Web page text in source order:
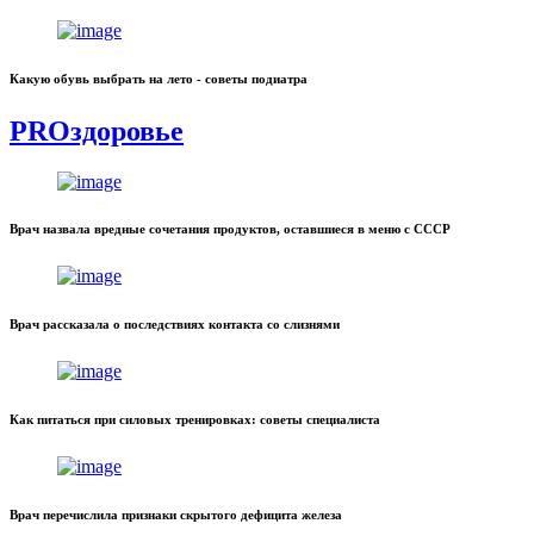
Какую обувь выбрать на лето - советы подиатра
PROздоровье
Врач назвала вредные сочетания продуктов, оставшиеся в меню с СССР
Врач рассказала о последствиях контакта со слизнями
Как питаться при силовых тренировках: советы специалиста
Врач перечислила признаки скрытого дефицита железа